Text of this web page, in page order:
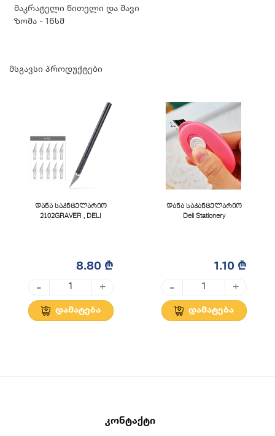
მაკრატელი წითელი და შავი
ზომა - 16სმ
მსგავსი პროდუქტები
დანა საკნცელარიო
2102GRAVER , DELI
8.80 ₾
- +
დამატება
დანა საკანცელარიო
Deli Stationery
1.10 ₾
- +
დამატება
Კონტაქტი